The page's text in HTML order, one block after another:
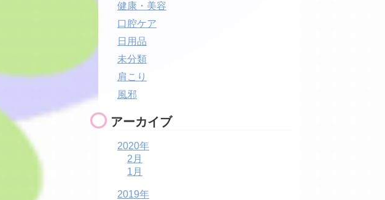
健康・美容
口腔ケア
日用品
未分類
肩こり
風邪
アーカイブ
2020年
2月
1月
2019年